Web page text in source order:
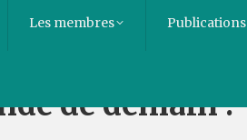
Les membres Publications
de demain :